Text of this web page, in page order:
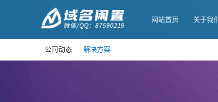
网站首页 关于我
公司动态 解决方案